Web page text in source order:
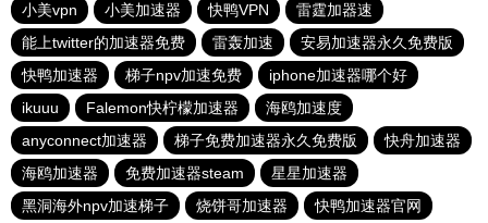
小美vpn
小美加速器 快鸭VPN
雷霆加器速
能上twitter的加速器免费
雷轰加速
安易加速器永久免费版
快鸭加速器
梯子npv加速免费
iphone加速器哪个好
ikuuu
Falemon快柠檬加速器
海鸥加速度
anyconnect加速器
梯子免费加速器永久免费版
快舟加速器
海鸥加速器
免费加速器steam
星星加速器
黑洞海外npv加速梯子
烧饼哥加速器
快鸭加速器官网